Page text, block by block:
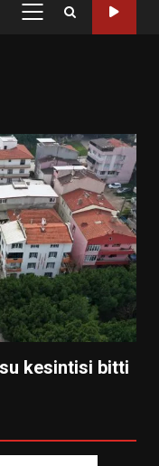
PRIMARY
kesintisi bitti